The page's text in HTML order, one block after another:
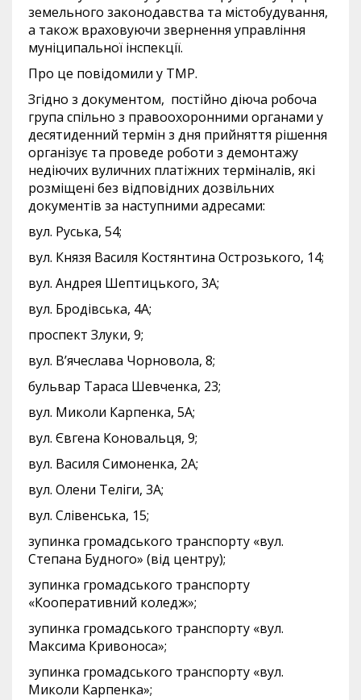
земельного законодавства та містобудування,
а також враховуючи звернення управління
муніципальної інспекції.
Про це повідомили у ТМР.
Згідно з документом, постійно діюча робоча
група спільно з правоохоронними органами у
десятиденний термін з дня прийняття рішення
організує та проведе роботи з демонтажу
недіючих вуличних платіжних терміналів, які
розміщені без відповідних дозвільних
документів за наступними адресами:
вул. Руська, 54;
вул. Князя Василя Костянтина Острозького, 14;
вул. Андрея Шептицького, 3А;
вул. Бродівська, 4А;
проспект Злуки, 9;
вул. В’ячеслава Чорновола, 8;
бульвар Тараса Шевченка, 23;
вул. Миколи Карпенка, 5А;
вул. Євгена Коновальця, 9;
вул. Василя Симоненка, 2А;
вул. Олени Теліги, 3А;
вул. Слівенська, 15;
зупинка громадського транспорту «вул.
Степана Будного» (від центру);
зупинка громадського транспорту
«Кооперативний коледж»;
зупинка громадського транспорту «вул.
Максима Кривоноса»;
зупинка громадського транспорту «вул.
Миколи Карпенка»;